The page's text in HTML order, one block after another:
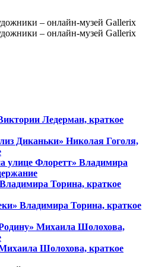
Ледерман, краткое
Диканьки» Николая Гоголя,
улице Флоретт» Владимира
Торина, краткое
Владимира Торина, краткое
Михаила Шолохова,
Шолохова, краткое